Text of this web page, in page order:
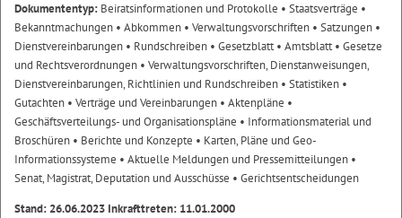
Dokumententyp: Beiratsinformationen und Protokolle • Staatsverträge •
Bekanntmachungen • Abkommen • Verwaltungsvorschriften • Satzungen •
Dienstvereinbarungen • Rundschreiben • Gesetzblatt• Amtsblatt• Gesetze
und Rechtsverordnungen • Verwaltungsvorschriften, Dienstanweisungen,
Dienstvereinbarungen, Richtlinien und Rundschreiben • Statistiken •
Gutachten • Verträge und Vereinbarungen • Aktenpläne •
Geschäftsverteilungs- und Organisationspläne • Informationsmaterial und
Broschüren • Berichte und Konzepte • Karten, Pläne und Geo-
Informationssysteme • Aktuelle Meldungen und Pressemitteilungen •
Senat, Magistrat, Deputation und Ausschüsse • Gerichtsentscheidungen
Stand: 26.06.2023 Inkrafttreten: 11.01.2000